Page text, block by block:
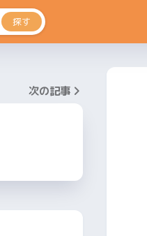
探す
次の記事